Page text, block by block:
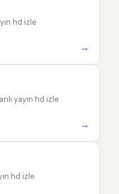
hd izle
→
yayın hd izle
→
hd izle